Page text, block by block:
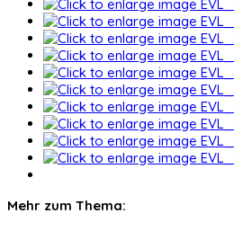
Mehr zum Thema: